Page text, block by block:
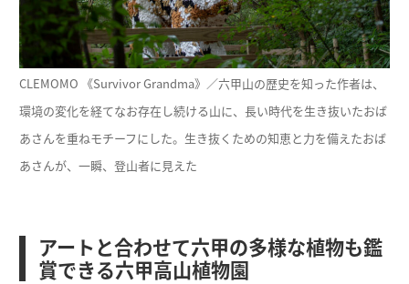
CLEMOMO 《Survivor Grandma》／六甲山の歴史を知った作者は、
環境の変化を経てなお存在し続ける山に、長い時代を生き抜いたおば
あさんを重ねモチーフにした。生き抜くための知恵と力を備えたおば
あさんが、一瞬、登山者に見えた
アートと合わせて六甲の多様な植物も鑑
賞できる六甲高山植物園